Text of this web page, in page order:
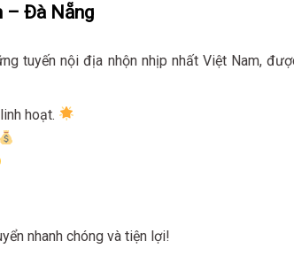
– Đà Nẵng
tuyến nội địa nhộn nhịp nhất Việt Nam,
hoạt.
nhanh chóng và tiện lợi!